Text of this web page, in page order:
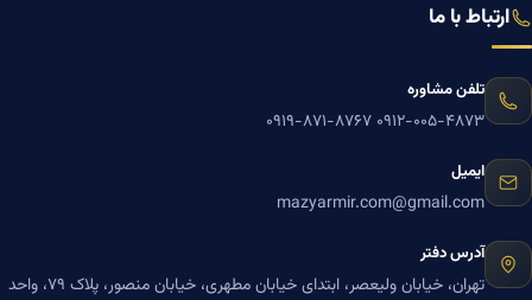
ارتباط با ما
تلفن مشاوره
۰۹۱۲-۰۰۵-۴۸۷۳ ۰۹۱۹-۸۷۱-۸۷۶۷
ایمیل
mazyarmir.com@gmail.com
آدرس دفتر
تهران، خیابان ولیعصر، ابتدای خیابان مطهری، خیابان منصور، پلاک ۷۹، واحد